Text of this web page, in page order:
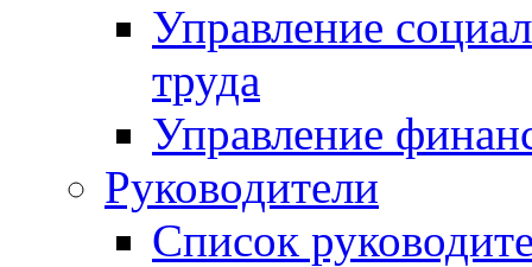
Управление
труда
Управление
Руководители
Список